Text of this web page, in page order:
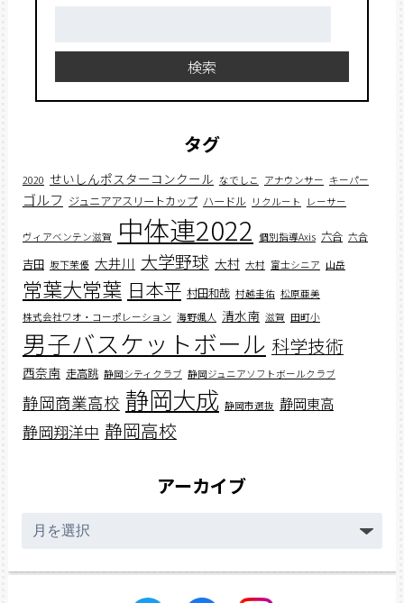
検索
タグ
2020 せいしんポスターコンクール なでしこ アナウンサー キーパー
ゴルフ ジュニアアスリートカップ ハードル リクルート レーサー
ヴィアベンテン滋賀 中体連2022 個別指導Axis 六合 六合
吉田 坂下茉優 大井川 大学野球 大村 大村 富士シニア 山岳
常葉大常葉 日本平 村田和哉 村越圭佑 松原亜美
株式会社ワオ・コーポレーション 海野颯人 清水南 滋賀 田町小
男子バスケットボール 科学技術
西奈南 走高跳 静岡シティクラブ 静岡ジュニアソフトボールクラブ
静岡商業高校 静岡大成 静岡市選抜 静岡東高
静岡翔洋中 静岡高校
アーカイブ
ー